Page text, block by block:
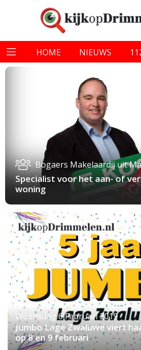
HOME NIEUWS
Bogaers Makelaardij uit
Specialist voor het aan- of
woning
Woensdag 6 Februari 2019
Jumbo Lage Zwaluwe viert
op 8 en 9 februari